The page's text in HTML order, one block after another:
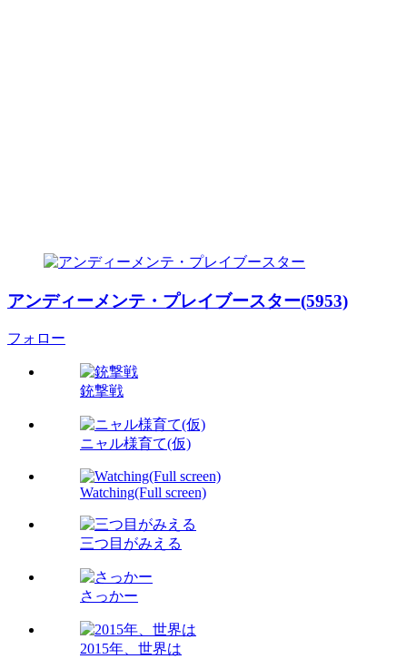
アンディーメンテ・プレイブースター(5953)
フォロー
銃撃戦
ニャル様育て(仮)
Watching(Full screen)
三つ目がみえる
さっかー
2015年、世界は